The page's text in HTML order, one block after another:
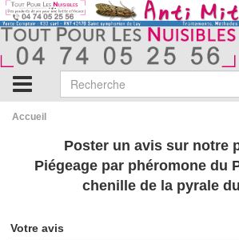
Accueil
Poster un avis sur notre
Piégeage par phéromone du
chenille de la pyrale
Votre avis